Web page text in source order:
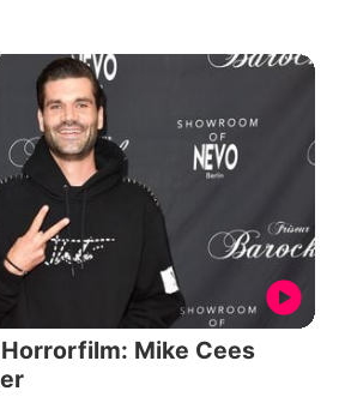
Mike Cees